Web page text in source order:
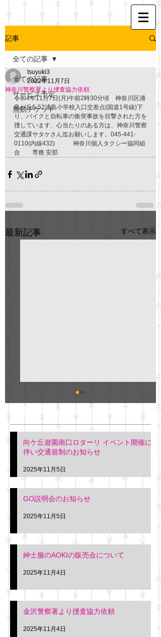
記事
全ての記事
サービス予定
無効チケット
全ての記事
神奈川警察署より捜査協力依頼
tsuyuki3
2022年11月7日
令和4年11月7日(月)午前2時30分頃　神奈川区浦
島が丘6-52浦島小学校入口交差点(国道1号線)下
り、バイクと自転車の衝突事故を目撃された方を
捜しています、心当たりのある方は、神奈川警察
交通課サタケさん迄お願いします。045-441-
0110(内線432)　　　神奈川個人タクシー協同組
合　　専務 安部
最新記事 すべて表示
明日(11月6日)午後3時～5
階会議室にてGOの説明会
を行います。 神奈川個人
タクシー協同組合 専務 佐
久間
最新記事
向ケ丘遊園南口ロターリ イベント開催に
伴い交通規制のお知らせ
2025年11月5日
GO説明会のお知らせ
2025年11月5日
紳士服のAOKIの販売会について
2025年11月4日
金沢警察署より捜査協力依頼
2025年11月4日